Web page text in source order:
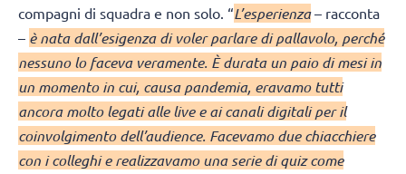
compagni di squadra e non solo. “L’esperienza– racconta
– è nata dall’esigenza di voler parlare di pallavolo, perché
nessuno lo faceva veramente. È durata un paio di mesi in
un momento in cui, causa pandemia, eravamo tutti
ancora molto legati alle live e ai canali digitali per il
coinvolgimento dell’audience. Facevamo due chiacchiere
con i colleghi e realizzavamo una serie di quiz come